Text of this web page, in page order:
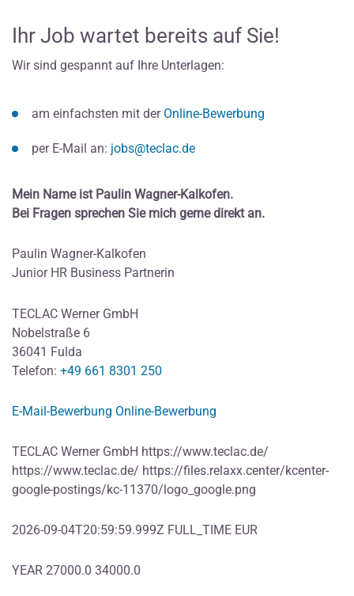
Ihr Job wartet bereits auf Sie!
Wir sind gespannt auf Ihre Unterlagen:
am einfachsten mit der Online-Bewerbung
per E-Mail an: jobs@teclac.de
Mein Name ist Paulin Wagner-Kalkofen.
Bei Fragen sprechen Sie mich gerne direkt an.
Paulin Wagner-Kalkofen
Junior HR Business Partnerin
TECLAC Werner GmbH
Nobelstraße 6
36041 Fulda
Telefon: +49 661 8301 250
E-Mail-Bewerbung Online-Bewerbung
TECLAC Werner GmbH https://www.teclac.de/
https://www.teclac.de/ https://files.relaxx.center/kcenter-
google-postings/kc-11370/logo_google.png
2026-09-04T20:59:59.999Z FULL_TIME EUR
YEAR 27000.0 34000.0